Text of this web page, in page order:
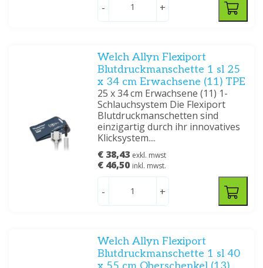
- +
Welch Allyn Flexiport
Blutdruckmanschette 1 sl 25
x 34 cm Erwachsene (11) TPE
25 x 34 cm Erwachsene (11) 1-
Schlauchsystem Die Flexiport
Blutdruckmanschetten sind
einzigartig durch ihr innovatives
Klicksystem....
€ 38,43 exkl. mwst
€ 46,50 inkl. mwst.
- +
Welch Allyn Flexiport
Blutdruckmanschette 1 sl 40